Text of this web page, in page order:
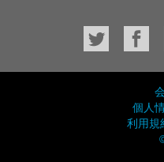
個人
利用規